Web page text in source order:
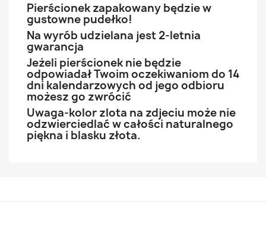
Pierścionek zapakowany będzie w
gustowne pudełko!
Na wyrób udzielana jest 2-letnia
gwarancja
Jeżeli pierścionek nie będzie
odpowiadał Twoim oczekiwaniom do 14
dni kalendarzowych od jego odbioru
możesz go zwrócić
Uwaga-kolor zlota na zdjeciu może nie
odzwierciedlać w całości naturalnego
piękna i blasku złota.